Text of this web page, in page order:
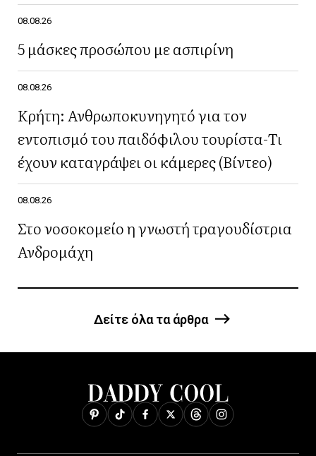
08.08.26
5 μάσκες προσώπου με ασπιρίνη
08.08.26
Κρήτη: Ανθρωποκυνηγητό για τον
εντοπισμό του παιδόφιλου τουρίστα-Τι
έχουν καταγράψει οι κάμερες (Βίντεο)
08.08.26
Στο νοσοκομείο η γνωστή τραγουδίστρια
Ανδρομάχη
Δείτε όλα τα άρθρα